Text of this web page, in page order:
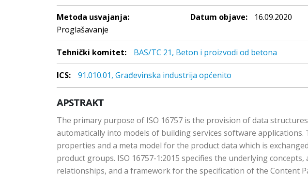
Metoda usvajanja:
Proglašavanje
Datum objave: 16.09.2020
Tehnički komitet: BAS/TC 21, Beton i proizvodi od betona
ICS: 91.010.01, Građevinska industrija općenito
APSTRAKT
The primary purpose of ISO 16757 is the provision of data
automatically into models of building services software
properties and a meta model for the product data which is
product groups. ISO 16757-1:2015 specifies the underlying
relationships, and a framework for the specification of the Content